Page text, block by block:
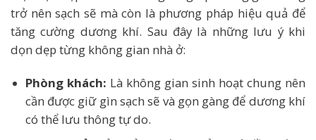
trở nên sạch sẽ mà còn là phương pháp hiệu quả để
tăng cường dương khí. Sau đây là những lưu ý khi
dọn dẹp từng không gian nhà ở:
Phòng khách: Là không gian sinh hoạt chung nên
cần được giữ gìn sạch sẽ và gọn gàng để dương khí
có thể lưu thông tự do.